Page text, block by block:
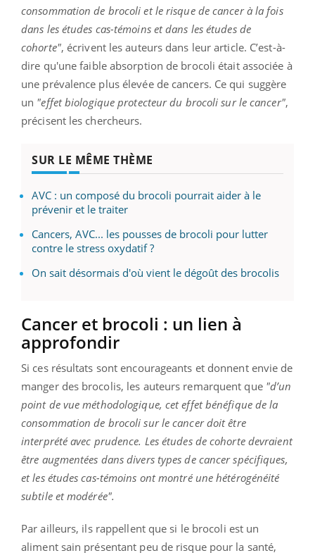
consommation de brocoli et le risque de cancer à la fois
dans les études cas-témoins et dans les études de
cohorte", écrivent les auteurs dans leur article. C’est-à-
dire qu'une faible absorption de brocoli était associée à
une prévalence plus élevée de cancers. Ce qui suggère
un "effet biologique protecteur du brocoli sur le cancer",
précisent les chercheurs.
SUR LE MÊME THÈME
AVC : un composé du brocoli pourrait aider à le
prévenir et le traiter
Cancers, AVC... les pousses de brocoli pour lutter
contre le stress oxydatif ?
On sait désormais d'où vient le dégoût des brocolis
Cancer et brocoli : un lien à
approfondir
Si ces résultats sont encourageants et donnent envie de
manger des brocolis, les auteurs remarquent que "d’un
point de vue méthodologique, cet effet bénéfique de la
consommation de brocoli sur le cancer doit être
interprété avec prudence. Les études de cohorte devraient
être augmentées dans divers types de cancer spécifiques,
et les études cas-témoins ont montré une hétérogénéité
subtile et modérée".
Par ailleurs, ils rappellent que si le brocoli est un
aliment sain présentant peu de risque pour la santé,